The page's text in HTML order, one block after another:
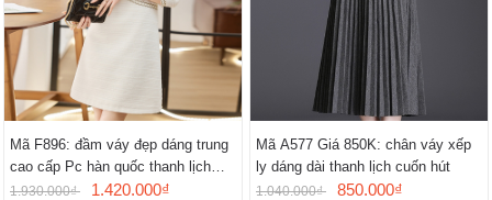
Mã F896: đầm váy đẹp dáng trung
cao cấp Pc hàn quốc thanh lịch
mới
1.930.000₫ 1.420.000₫
Mã A577 Giá 850K: chân váy xếp
ly dáng dài thanh lịch cuốn hút
1.040.000₫ 850.000₫